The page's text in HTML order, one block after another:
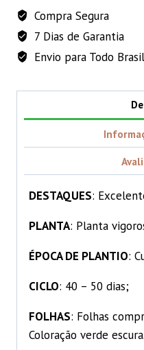
Feltrin
quantidade
Compra Segura
7 Dias de Garantia
Envio para Todo Brasil
DESTAQUES:
PLANTA: Planta
ÉPOCA DE PLANTIO:
CICLO: 40 – 50 dias;
FOLHAS: Folhas
Coloração verde escura.